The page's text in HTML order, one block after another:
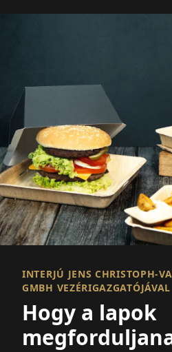
INTERJÚ JENS CHRISTOPH-
GMBH VEZÉRIGAZGATÓJÁVAL
Hogy a lapok